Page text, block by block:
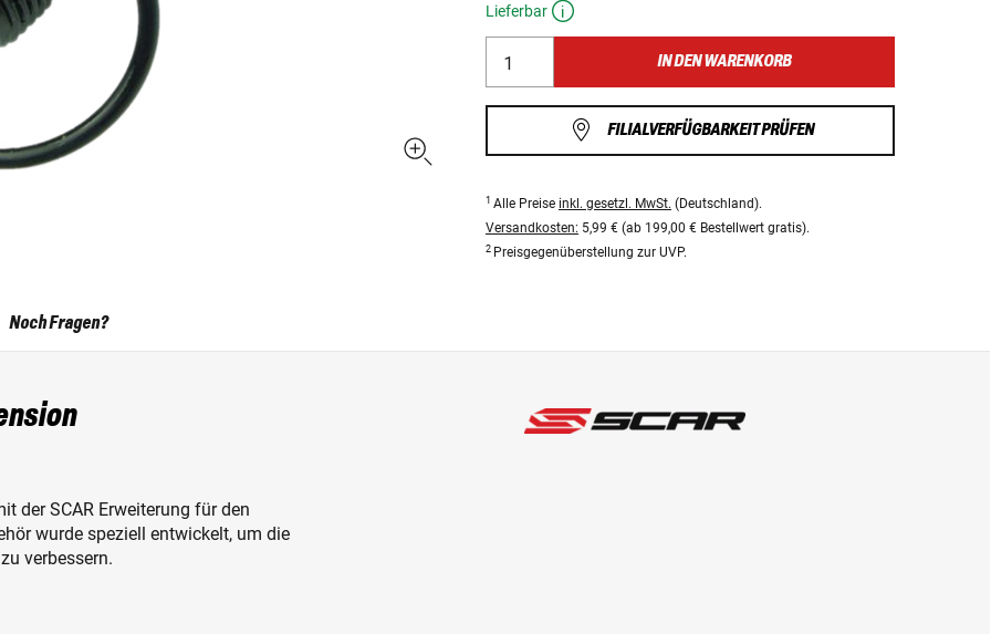
Lieferbar
IN DEN WARENKORB
FILIALVERFÜGBARKEIT PRÜFEN
1 Alle Preise inkl. gesetzl. MwSt. (Deutschland).
Versandkosten: 5,99 € (ab 199,00 € Bestellwert gratis).
2 Preisgegenüberstellung zur UVP.
der SCAR Erweiterung für den
wurde speziell entwickelt, um die
verbessern.
Noch Fragen?